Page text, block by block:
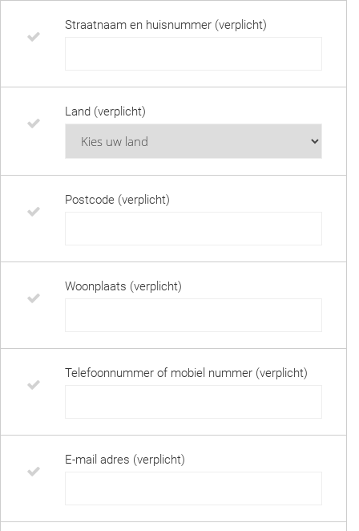
Straatnaam en huisnummer (verplicht)
Land (verplicht)
Postcode (verplicht)
Woonplaats (verplicht)
Telefoonnummer of mobiel nummer (verplicht)
E-mail adres (verplicht)